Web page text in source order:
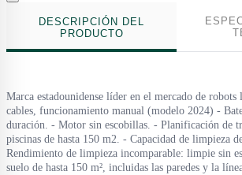
DESCRIPCIÓN DEL
PRODUCTO
Marca estadounidense líder en el mercado de
cables, funcionamiento manual (modelo 2024) -
duración. - Motor sin escobillas. - Planificación de
piscinas de hasta 150 m2. - Capacidad de limpieza
Rendimiento de limpieza incomparable: limpie sin
suelo de hasta 150 m², incluidas las paredes y la